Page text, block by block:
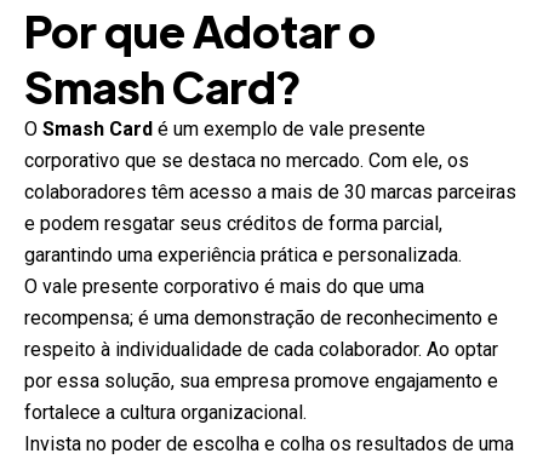
Por que Adotar o
Smash Card?
O Smash Card é um exemplo de vale presente
corporativo que se destaca no mercado. Com ele, os
colaboradores têm acesso a mais de 30 marcas parceiras
e podem resgatar seus créditos de forma parcial,
garantindo uma experiência prática e personalizada.
O vale presente corporativo é mais do que uma
recompensa; é uma demonstração de reconhecimento e
respeito à individualidade de cada colaborador. Ao optar
por essa solução, sua empresa promove engajamento e
fortalece a cultura organizacional.
Invista no poder de escolha e colha os resultados de uma